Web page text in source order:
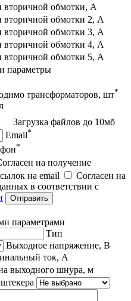
вторичной обмотки, А
вторичной обмотки 2, А
вторичной обмотки 3, А
вторичной обмотки 4, А
вторичной обмотки 5, А
параметры
трансформаторов, шт*
Загрузка файлов до 10мб
Email*
*
на получение
на email
Согласен на
в соответствии с
Отправить
параметрами
Тип
Выходное напряжение, В
ток, А
выходного шнура, м